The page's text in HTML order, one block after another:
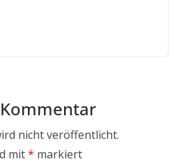
nicht veröffentlicht.
mit* markiert